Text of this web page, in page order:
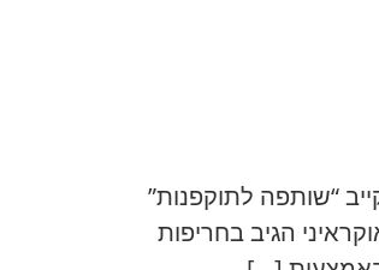
קייב “שותפה לתוקפנות”
הגיב בחריפות